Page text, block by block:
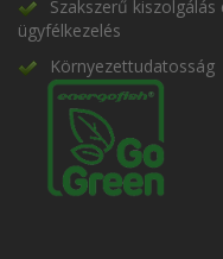
Szakszerű kiszolgálás
ügyfélkezelés
Környezettudatosság